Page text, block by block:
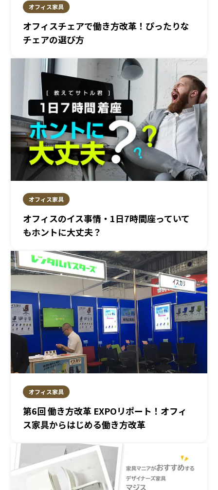
オフィス家具
オフィスチェアで働き方改革！ぴったりな
チェアの選び方
オフィス家具
オフィスのイス事情・1日7時間座っていて
もホントに大丈夫？
オフィス家具
第6回 働き方改革 EXPOリポート！オフィ
ス家具からはじめる働き方改革